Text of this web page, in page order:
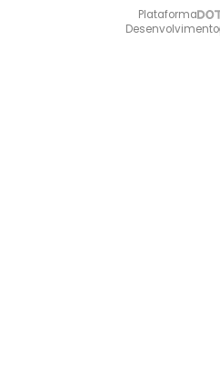
Plataforma
Desenvolvimento